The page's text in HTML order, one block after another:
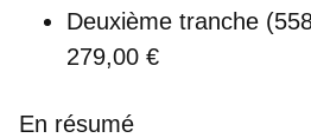
Deuxième tranche
279,00 €
En résumé